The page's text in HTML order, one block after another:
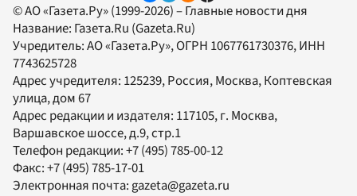
© АО «Газета.Ру» (1999-2026) – Главные новости дня
Название: Газета.Ru (Gazeta.Ru)
Учредитель:АО «Газета.Ру», ОГРН 1067761730376, ИНН
7743625728
Адрес учредителя: 125239, Россия, Москва, Коптевская
улица, дом 67
Адрес редакции и издателя: 117105, г. Москва,
Варшавское шоссе, д.9, стр.1
Телефон редакции:+7 (495) 785-00-12
Факс:+7 (495) 785-17-01
Электронная почта: gazeta@gazeta.ru